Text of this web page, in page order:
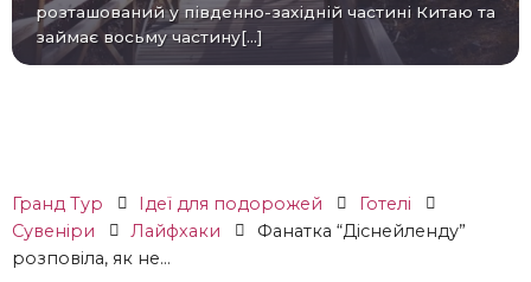
розташований у південно-західній частині Китаю та
займає восьму частину[...]
Гранд Тур Ідеї ​​для подорожей
Готелі
Сувеніри
Лайфхаки
Фанатка “Діснейленду”
розповіла, як не...